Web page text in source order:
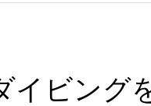
イビング